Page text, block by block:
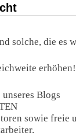
solche, die es
erhöhen!
Blogs
sowie freie